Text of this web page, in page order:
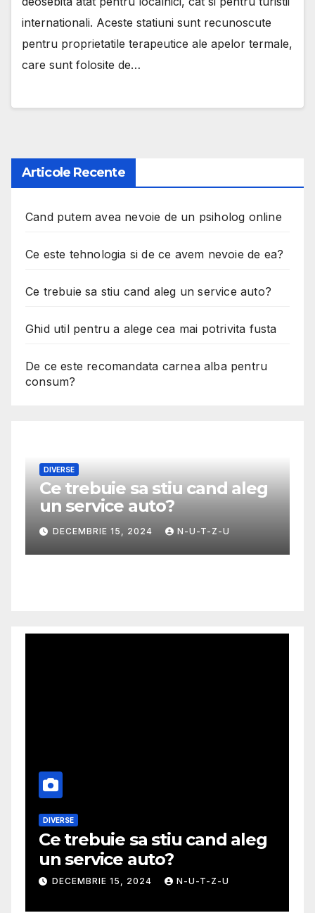
internationali. Aceste statiuni sunt recunoscute
pentru proprietatile terapeutice ale apelor termale,
care sunt folosite de…
Articole Recente
Cand putem avea nevoie de un psiholog online
Ce este tehnologia si de ce avem nevoie de ea?
Ce trebuie sa stiu cand aleg un service auto?
Ghid util pentru a alege cea mai potrivita fusta
De ce este recomandata carnea alba pentru
consum?
DIVERSE
Ce trebuie sa stiu cand aleg
un service auto?
DECEMBRIE 15, 2024 N-U-T-Z-U
DIVERSE
Ce trebuie sa stiu cand aleg
un service auto?
DECEMBRIE 15, 2024 N-U-T-Z-U